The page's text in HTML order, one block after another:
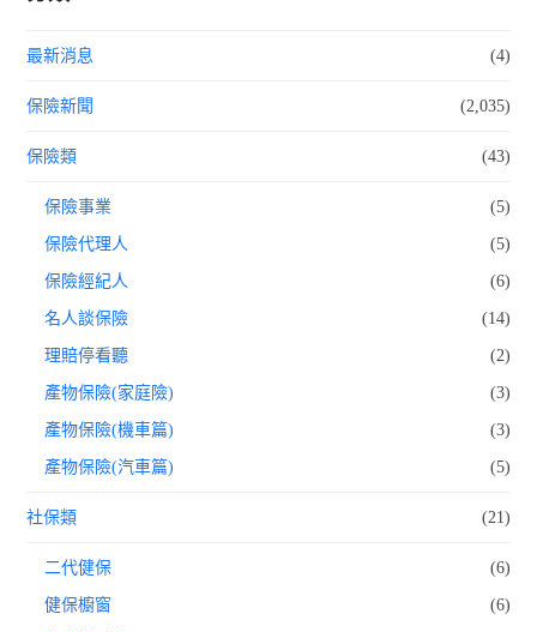
最新消息 (4)
保險新聞 (2,035)
保險類 (43)
保險事業 (5)
保險代理人 (5)
保險經紀人 (6)
名人談保險 (14)
理賠停看聽 (2)
產物保險(家庭險) (3)
產物保險(機車篇) (3)
產物保險(汽車篇) (5)
社保類 (21)
二代健保 (6)
健保櫥窗 (6)